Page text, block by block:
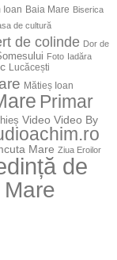
Ioan Baia Mare Biserica
de cultură
de colinde Dor de
Foto Iadăra
Lucăcești
Mătieș Ioan
Primar
Video Video By
Mare Ziua Eroilor
de